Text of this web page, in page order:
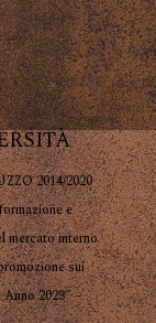
2014/2020
e
mercato interno
sui
2023” –